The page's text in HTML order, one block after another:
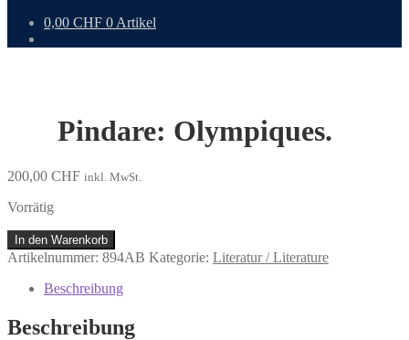
0,00 CHF 0 Artikel
Pindare: Olympiques.
200,00 CHF inkl. MwSt.
Vorrätig
Pindare:
Olympiques.
In den Warenkorb
Artikelnummer: 894AB Kategorie: Literatur / Literature
Beschreibung
Beschreibung